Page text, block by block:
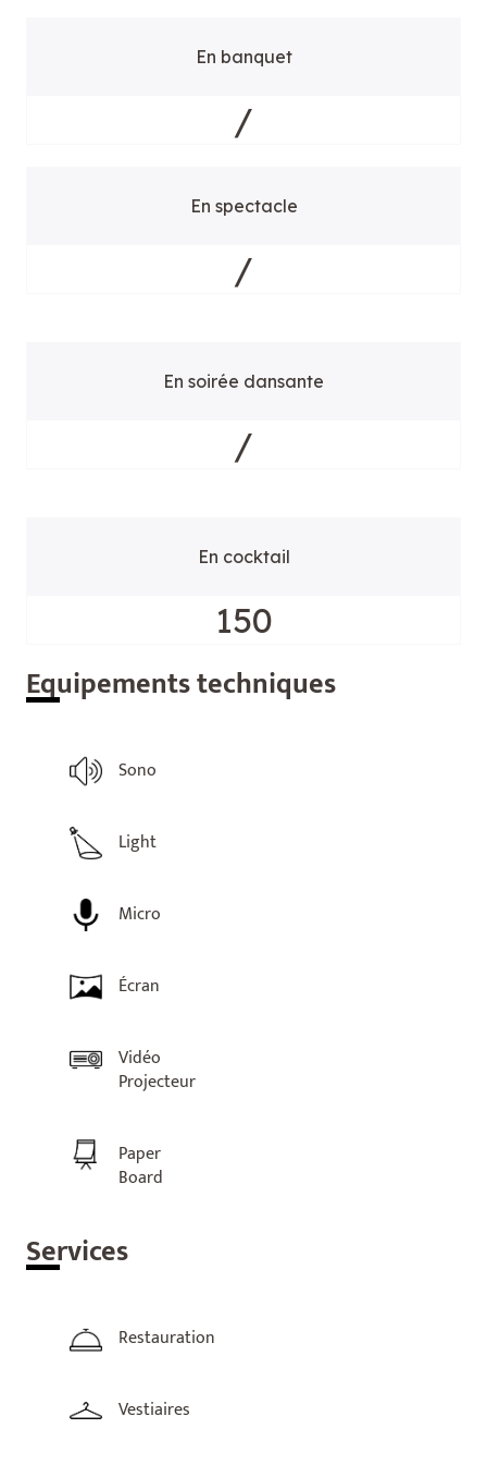
En banquet
/
En spectacle
/
En soirée dansante
/
En cocktail
150
Equipements techniques
Sono
Light
Micro
Écran
Vidéo
Projecteur
Paper
Board
Services
Restauration
Vestiaires